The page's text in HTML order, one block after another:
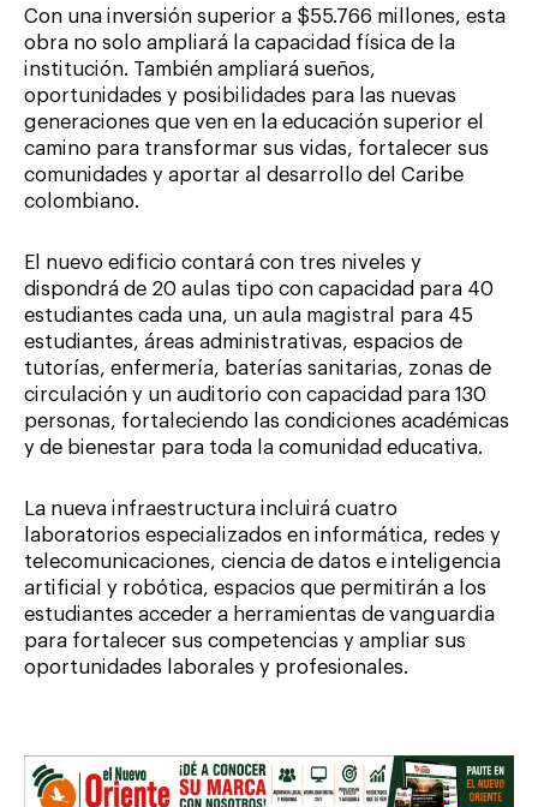
Con una inversión superior a $55.766 millones, esta
obra no solo ampliará la capacidad física de la
institución. También ampliará sueños,
oportunidades y posibilidades para las nuevas
generaciones que ven en la educación superior el
camino para transformar sus vidas, fortalecer sus
comunidades y aportar al desarrollo del Caribe
colombiano.
El nuevo edificio contará con tres niveles y
dispondrá de 20 aulas tipo con capacidad para 40
estudiantes cada una, un aula magistral para 45
estudiantes, áreas administrativas, espacios de
tutorías, enfermería, baterías sanitarias, zonas de
circulación y un auditorio con capacidad para 130
personas, fortaleciendo las condiciones académicas
y de bienestar para toda la comunidad educativa.
La nueva infraestructura incluirá cuatro
laboratorios especializados en informática, redes y
telecomunicaciones, ciencia de datos e inteligencia
artificial y robótica, espacios que permitirán a los
estudiantes acceder a herramientas de vanguardia
para fortalecer sus competencias y ampliar sus
oportunidades laborales y profesionales.